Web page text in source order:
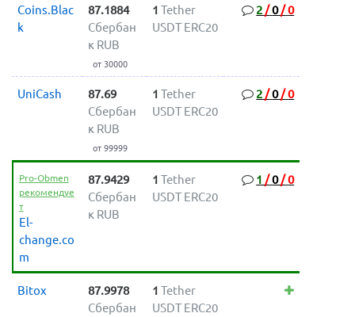
Coins.Blac
k
87.1884
Сбербан
к RUB
от 30000
1 Tether
USDT ERC20
2 /0/0
UniCash
87.69
Сбербан
к RUB
от 99999
1 Tether
USDT ERC20
2 /0/0
Pro-Obmen
рекомендуе
т
El-
change.co
m
87.9429
Сбербан
к RUB
1 Tether
USDT ERC20
1 /0/0
Bitox
87.9978
Сбербан
1 Tether
USDT ERC20